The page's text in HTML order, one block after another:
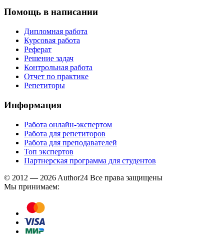
Помощь в написании
Дипломная работа
Курсовая работа
Реферат
Решение задач
Контрольная работа
Отчет по практике
Репетиторы
Информация
Работа онлайн-экспертом
Работа для репетиторов
Работа для преподавателей
Топ экспертов
Партнерская программа для студентов
© 2012 — 2026 Author24 Все права защищены
Мы принимаем: